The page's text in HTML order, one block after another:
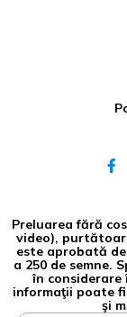
Preluarea fără
video),
este aprobată
a 250 de semne.
în considerare
informaţii poate
şi